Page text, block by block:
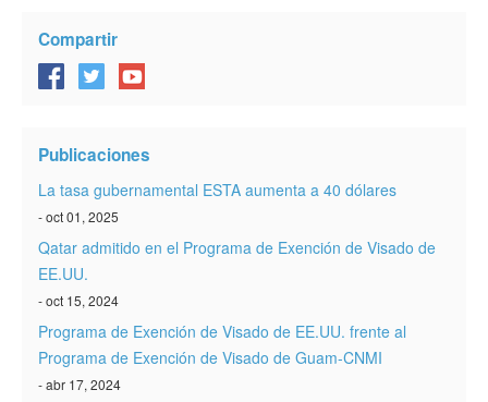
Compartir
Publicaciones
La tasa gubernamental ESTA aumenta a 40 dólares
- oct 01, 2025
Qatar admitido en el Programa de Exención de Visado de
EE.UU.
- oct 15, 2024
Programa de Exención de Visado de EE.UU. frente al
Programa de Exención de Visado de Guam-CNMI
- abr 17, 2024